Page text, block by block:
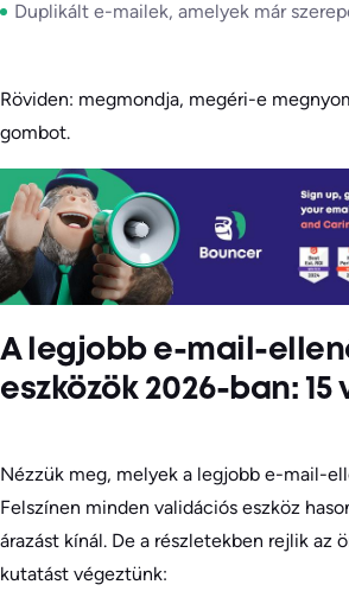
Duplikált e-mailek, amelyek már
Röviden: megmondja, megéri-e
gombot.
A legjobb e-mail-
eszközök 2026-ban: 15
Nézzük meg, melyek a legjobb e-mail-
Felszínen minden validációs eszköz
árazást kínál. De a részletekben rejlik az
kutatást végeztünk: